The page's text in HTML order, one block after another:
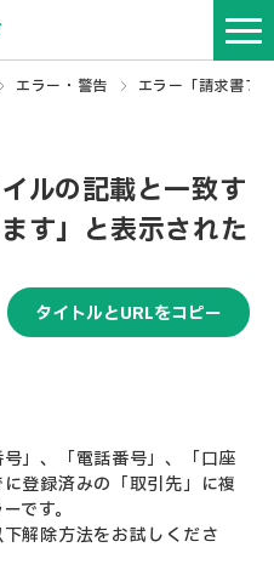
エラー・警告 エラー「請求書フ
ルの記載と一致す
す」と表示された
タイトルとURLをコピー
」、「電話番号」、「口座
登録済みの「取引先」に複
です。
解除方法をお試しくださ